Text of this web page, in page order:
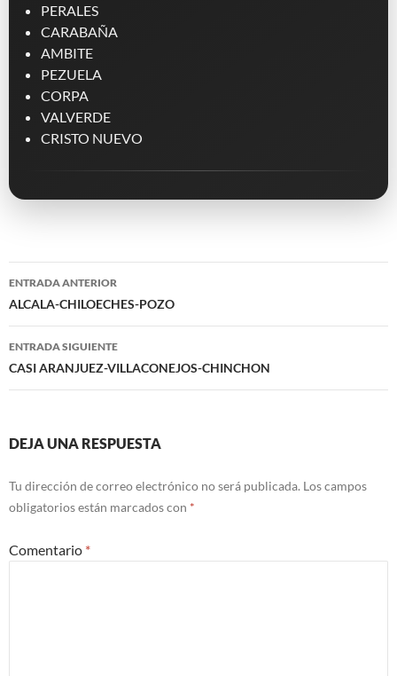
PERALES
CARABAÑA
AMBITE
PEZUELA
CORPA
VALVERDE
CRISTO NUEVO
Navegación
de
entradas
ENTRADA ANTERIOR
ALCALA-CHILOECHES-POZO
ENTRADA SIGUIENTE
CASI ARANJUEZ-VILLACONEJOS-CHINCHON
DEJA UNA RESPUESTA
Tu dirección de correo electrónico no será publicada. Los campos
obligatorios están marcados con *
Comentario *